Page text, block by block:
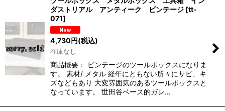
ダストリアル アンティーク ビンテージ [tt-
071]
4,730円(税込)
在庫なし
商品概要： ビンテージのツールボックスになりま
す。 素材/ メタル 経年にともない所々にサビ、キ
ズなどもあり 大変雰囲気のあるツールボックスと
なっています。 世田谷ベース的ガレ…